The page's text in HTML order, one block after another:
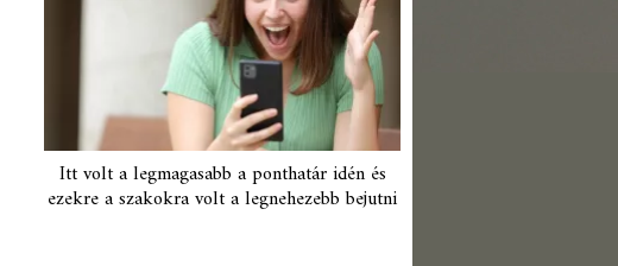
Itt volt a legmagasabb a ponthatár idén és
ezekre a szakokra volt a legnehezebb bejutni